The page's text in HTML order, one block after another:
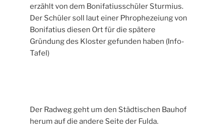
erzählt von dem Bonifatiusschüler Sturmius.
Der Schüler soll laut einer Phrophezeiung von
Bonifatius diesen Ort für die spätere
Gründung des Kloster gefunden haben (Info-
Tafel)
Der Radweg geht um den Städtischen Bauhof
herum auf die andere Seite der Fulda.